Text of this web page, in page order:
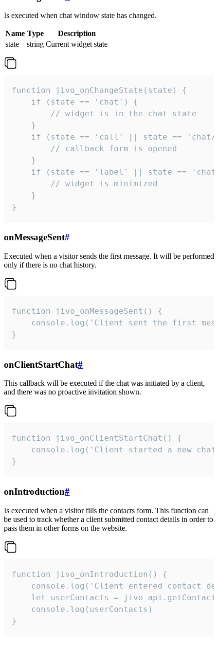
Is executed when chat window state has changed.
Name Type
Description
state
string Current widget state
function jivo_onChangeState(state) {
    if (state == 'chat') {
        // widget is in the chat state
    }
if (state == 'call' || state ==
        // callback form is opened
    }
if (state == 'label' || state ==
        // widget is minimized
    }
}
onMessageSent#
Executed when a visitor sends the first message. It will be performed
only if there is no chat history.
function jivo_onMessageSent() {
console.log('Client sent the first
}
onClientStartChat#
This callback will be executed if the chat was initiated by a client,
and there was no proactive invitation shown.
function jivo_onClientStartChat() {
console.log('Client started a new
}
onIntroduction#
Is executed when a visitor fills the contacts form. This function can
be used to track whether a client submitted contact details in order to
pass them in other forms on the website.
function jivo_onIntroduction() {
console.log('Client entered contact
let userContacts =
    console.log(userContacts)
}